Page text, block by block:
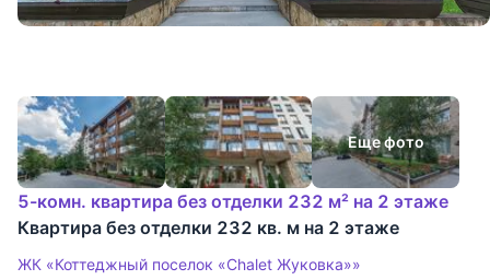
Еще фото
5-комн. квартира без отделки 232 м² на 2 этаже
Квартира без отделки 232 кв. м на 2 этаже
ЖК «Коттеджный поселок «Chalet Жуковка»»